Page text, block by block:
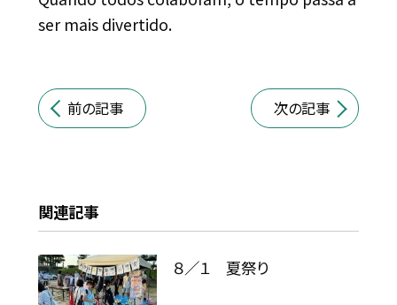
ser mais divertido.
前の記事 次の記事
関連記事
８／１ 夏祭り